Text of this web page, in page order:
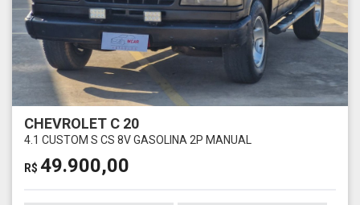
CHEVROLET C 20
4.1 CUSTOM S CS 8V GASOLINA 2P MANUAL
R$ 49.900,00